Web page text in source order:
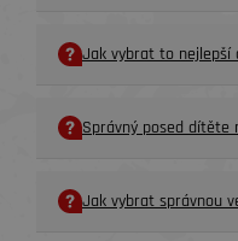
Jak vybrat to nejlepší
Správný posed dítěte
Jak vybrat správnou